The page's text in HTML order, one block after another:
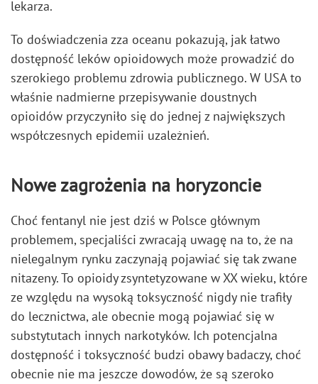
lekarza.
To doświadczenia zza oceanu pokazują, jak łatwo
dostępność leków opioidowych może prowadzić do
szerokiego problemu zdrowia publicznego. W USA to
właśnie nadmierne przepisywanie doustnych
opioidów przyczyniło się do jednej z największych
współczesnych epidemii uzależnień.
Nowe zagrożenia na horyzoncie
Choć fentanyl nie jest dziś w Polsce głównym
problemem, specjaliści zwracają uwagę na to, że na
nielegalnym rynku zaczynają pojawiać się tak zwane
nitazeny. To opioidy zsyntetyzowane w XX wieku, które
ze względu na wysoką toksyczność nigdy nie trafiły
do lecznictwa, ale obecnie mogą pojawiać się w
substytutach innych narkotyków. Ich potencjalna
dostępność i toksyczność budzi obawy badaczy, choć
obecnie nie ma jeszcze dowodów, że są szeroko